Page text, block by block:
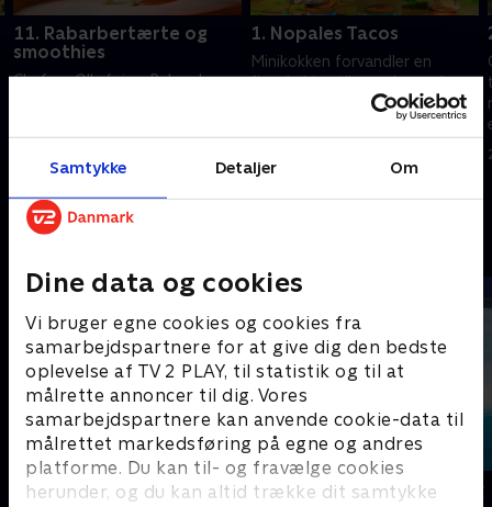
Samtykke Detaljer Om
Dine data og cookies
Vi bruger egne cookies og cookies fra
samarbejdspartnere for at give dig den bedste
oplevelse af TV 2 PLAY, til statistik og til at
målrette annoncer til dig. Vores
samarbejdspartnere kan anvende cookie-data til
målrettet markedsføring på egne og andres
platforme. Du kan til- og fravælge cookies
herunder, og du kan altid trække dit samtykke
11. Rabarbertærte og
smoothies
Chef og Olly fejrer Ruby-dagen.
1. Nopales Tacos
Minikokken forvandler en
figenkaktus til nopales og lover
at holde sit nye forklæde rent.
Lille prinsesse Vicke Viking